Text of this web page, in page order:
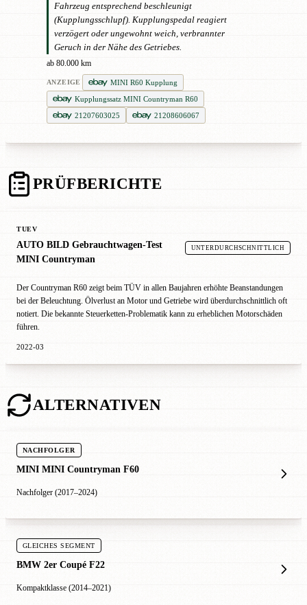
Fahrzeug entsprechend beschleunigt
(Kupplungsschlupf). Kupplungspedal reagiert
verzögert oder ungewohnt weich, verbrannter
Geruch in der Nähe des Getriebes.
ab 80.000 km
ANZEIGE
MINI R60 Kupplung
Kupplungssatz MINI Countryman R60
21207603025
21208606067
PRÜFBERICHTE
TUEV
AUTO BILD Gebrauchtwagen-Test
MINI Countryman
UNTERDURCHSCHNITTLICH
Der Countryman R60 zeigt beim TÜV in allen Baujahren erhöhte Beanstandungen
bei der Beleuchtung. Ölverlust an Motor und Getriebe wird überdurchschnittlich oft
notiert. Die bekannte Steuerketten-Problematik kann zu erheblichen Motorschäden
führen.
2022-03
ALTERNATIVEN
NACHFOLGER
MINI MINI Countryman F60
Nachfolger (2017–2024)
GLEICHES SEGMENT
BMW 2er Coupé F22
Kompaktklasse (2014–2021)